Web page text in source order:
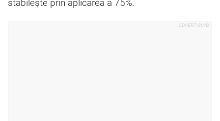
stabilește prin aplicarea a 75%.